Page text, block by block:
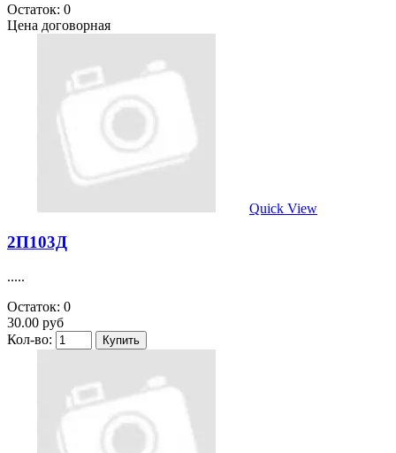
Остаток: 0
Цена договорная
Quick View
2П103Д
.....
Остаток: 0
30.00 руб
Кол-во: